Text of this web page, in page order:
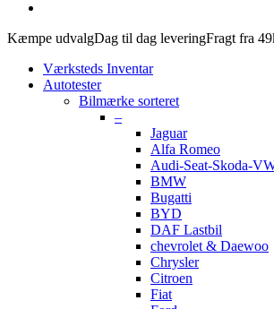
Kæmpe udvalgDag til dag leveringFragt fra
Værksteds Inventar
Autotester
Bilmærke sorteret
–
Jaguar
Alfa Romeo
Audi-Seat-Skoda-
BMW
Bugatti
BYD
DAF Lastbil
chevrolet & Daewoo
Chrysler
Citroen
Fiat